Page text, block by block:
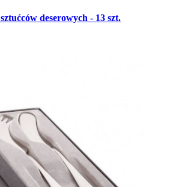
deserowych - 13 szt.